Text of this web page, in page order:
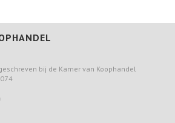
bij de Kamer van Koophandel